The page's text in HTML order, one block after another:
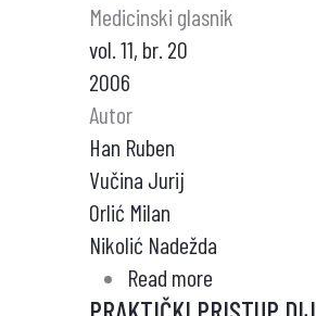
Medicinski glasnik
vol. 11, br. 20
2006
Autor
Han Ruben
Vučina Jurij
Orlić Milan
Nikolić Nadežda
Read more